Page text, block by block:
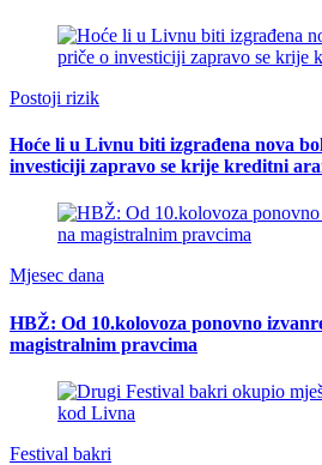
Postoji rizik
Hoće li u Livnu biti izgrađena nova
investiciji zapravo se krije kreditni
Mjesec dana
HBŽ: Od 10.kolovoza ponovno
magistralnim pravcima
Festival bakri